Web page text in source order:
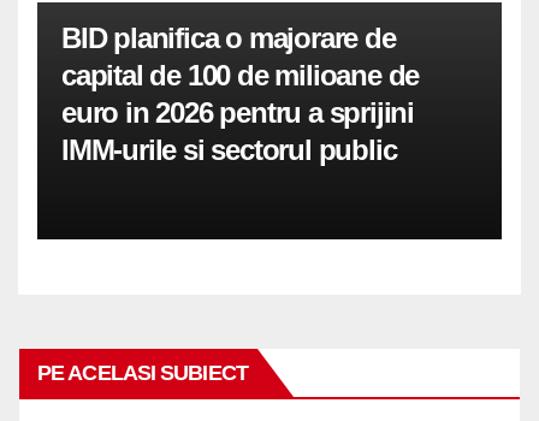
BID planifica o majorare de
capital de 100 de milioane de
euro in 2026 pentru a sprijini
IMM-urile si sectorul public
PE ACELASI SUBIECT